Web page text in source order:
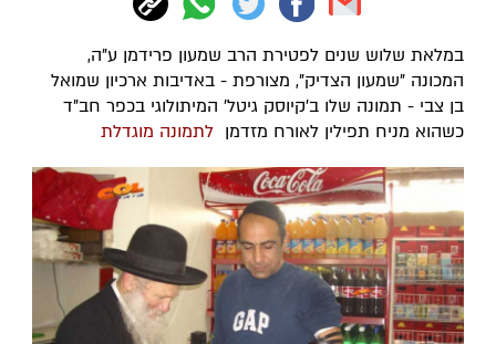
במלאת שלוש שנים לפטירת הרב שמעון פרידמן ע"ה,
המכונה "שמעון הצדיק", מצורפת - באדיבות ארכיון שמואל
בן צבי - תמונה שלו ב'קיוסק גיטל' המיתולוגי בכפר חב"ד
כשהוא מניח תפילין לאורח מזדמן לתמונה מוגדלת